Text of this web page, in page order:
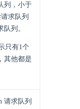
列，小于
求队列
队列。
只有1个
其他都是
请求队列